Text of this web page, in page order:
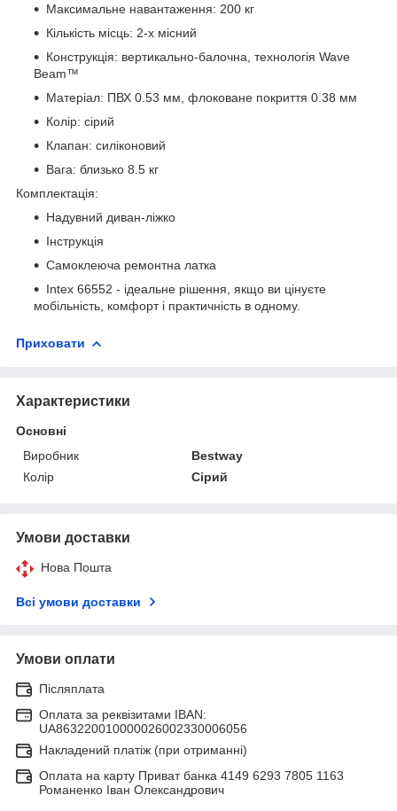
Максимальне навантаження: 200 кг
Кількість місць: 2-х місний
Конструкція: вертикально-балочна, технологія Wave
Beam™
Матеріал: ПВХ 0.53 мм, флоковане покриття 0.38 мм
Колір: сірий
Клапан: силіконовий
Вага: близько 8.5 кг
Комплектація:
Надувний диван-ліжко
Інструкція
Самоклеюча ремонтна латка
Intex 66552 - ідеальне рішення, якщо ви цінуєте
мобільність, комфорт і практичність в одному.
Приховати
Характеристики
Основні
Виробник
Bestway
Колір
Сірий
Умови доставки
Нова Пошта
Всі умови доставки
Умови оплати
Післяплата
Оплата за реквізитами IBAN:
UA863220010000026002330006056
Накладений платіж (при отриманні)
Оплата на карту Приват банка 4149 6293 7805 1163
Романенко Іван Олександрович